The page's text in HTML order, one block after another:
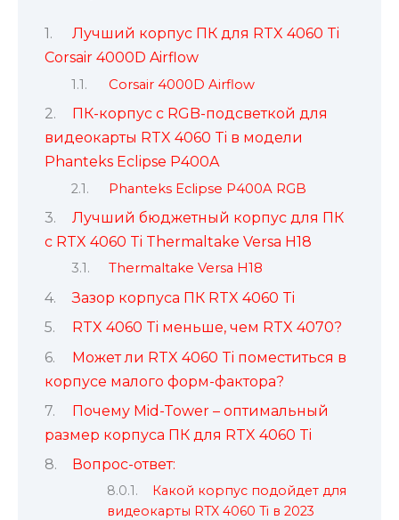
Лучший корпус ПК для RTX 4060 Ti
Corsair 4000D Airflow
Corsair 4000D Airflow
ПК-корпус с RGB-подсветкой для
видеокарты RTX 4060 Ti в модели
Phanteks Eclipse P400A
Phanteks Eclipse P400A RGB
Лучший бюджетный корпус для ПК
с RTX 4060 Ti Thermaltake Versa H18
Thermaltake Versa H18
Зазор корпуса ПК RTX 4060 Ti
RTX 4060 Ti меньше, чем RTX 4070?
Может ли RTX 4060 Ti поместиться в
корпусе малого форм-фактора?
Почему Mid-Tower – оптимальный
размер корпуса ПК для RTX 4060 Ti
Вопрос-ответ:
Какой корпус подойдет для
видеокарты RTX 4060 Ti в 2023